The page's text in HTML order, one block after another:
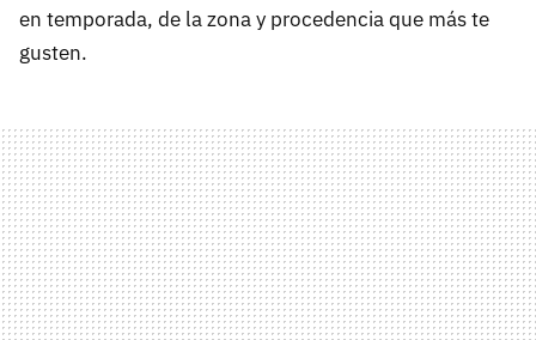
en temporada, de la zona y procedencia que más te
gusten.